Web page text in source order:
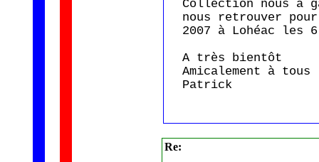
Collection nous a
nous retrouver
2007 à Lohéac les
A très bientôt
Amicalement à tous
Patrick
Re: